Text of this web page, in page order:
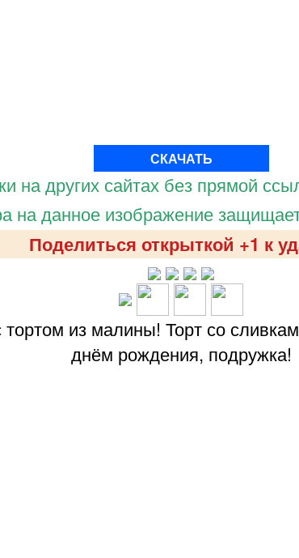
СКАЧАТЬ
на других сайтах без прямой
на данное изображение
Поделиться открыткой +1 к
из малины! Торт со
днём рождения, подружка!